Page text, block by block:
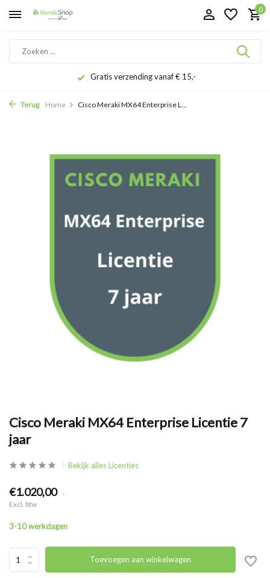
0
Gratis verzending vanaf € 15,-
Terug Home Cisco Meraki MX64 Enterprise L...
Cisco Meraki MX64 Enterprise Licentie 7
jaar
Bekijk alles Licenties
€1.020,00 .
Excl. btw
3-10 werkdagen
Toevoegen aan winkelwagen